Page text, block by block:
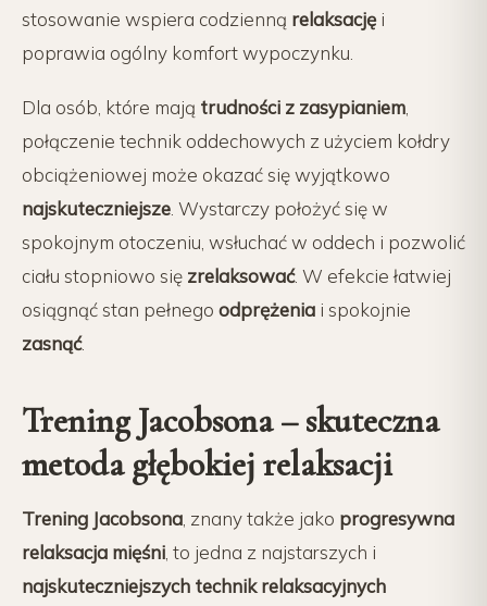
stosowanie wspiera codzienną relaksacjęi
poprawia ogólny komfort wypoczynku.
Dla osób, które mają trudności z zasypianiem
połączenie technik oddechowych z użyciem kołdry
obciążeniowej może okazać się wyjątkowo
najskuteczniejsze . Wystarczy położyć się w
spokojnym otoczeniu, wsłuchać w oddech i pozwolić
ciału stopniowo się zrelaksować. W efekcie łatwiej
osiągnąć stan pełnego odprężenia i spokojnie
zasnąć.
Trening Jacobsona – skuteczna
metoda głębokiej relaksacji
Trening Jacobsona , znany także jako progresywna
relaksacja mięśni , to jedna z najstarszych i
najskuteczniejszych technik relaksacyjnych